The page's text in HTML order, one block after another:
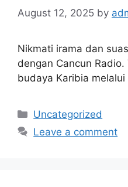
August 12, 2025 by
Nikmati irama dan
dengan Cancun
budaya Karibia
Categories
Uncategorized
Leave a comment